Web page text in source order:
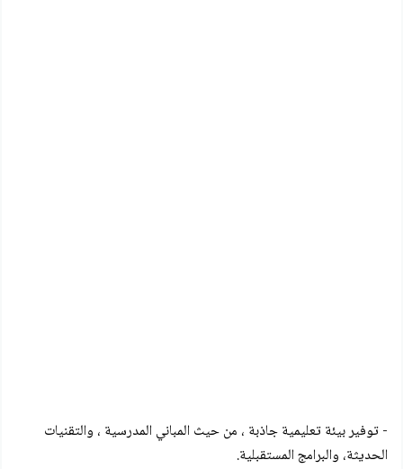
- توفير بيئة تعليمية جاذبة ، من حيث المباني المدرسية ، والتقنيات
الحديثة، والبرامج المستقبلية.